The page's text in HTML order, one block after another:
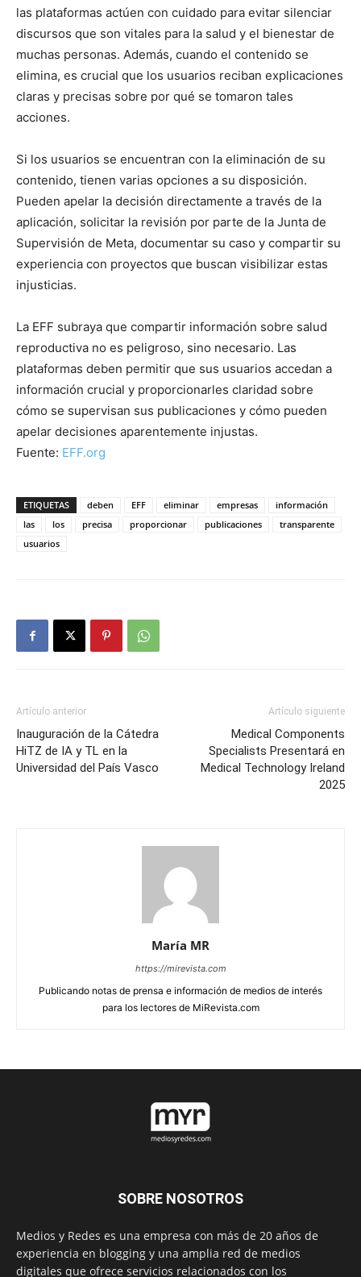
las plataformas actúen con cuidado para evitar silenciar
discursos que son vitales para la salud y el bienestar de
muchas personas. Además, cuando el contenido se
elimina, es crucial que los usuarios reciban explicaciones
claras y precisas sobre por qué se tomaron tales
acciones.
Si los usuarios se encuentran con la eliminación de su
contenido, tienen varias opciones a su disposición.
Pueden apelar la decisión directamente a través de la
aplicación, solicitar la revisión por parte de la Junta de
Supervisión de Meta, documentar su caso y compartir su
experiencia con proyectos que buscan visibilizar estas
injusticias.
La EFF subraya que compartir información sobre salud
reproductiva no es peligroso, sino necesario. Las
plataformas deben permitir que sus usuarios accedan a
información crucial y proporcionarles claridad sobre
cómo se supervisan sus publicaciones y cómo pueden
apelar decisiones aparentemente injustas.
Fuente: EFF.org
ETIQUETAS deben EFF eliminar empresas
información
las
los precisa proporcionar publicaciones
transparente
usuarios
Artículo anterior
Inauguración de la Cátedra
HiTZ de IA y TL en la
Universidad del País Vasco
Artículo siguiente
Medical Components
Specialists Presentará en
Medical Technology Ireland
2025
María MR
https://mirevista.com
Publicando notas de prensa e información de medios de interés
para los lectores de MiRevista.com
SOBRE NOSOTROS
Medios y Redes es una empresa con más de 20 años de
experiencia en blogging y una amplia red de medios
digitales que ofrece servicios relacionados con los